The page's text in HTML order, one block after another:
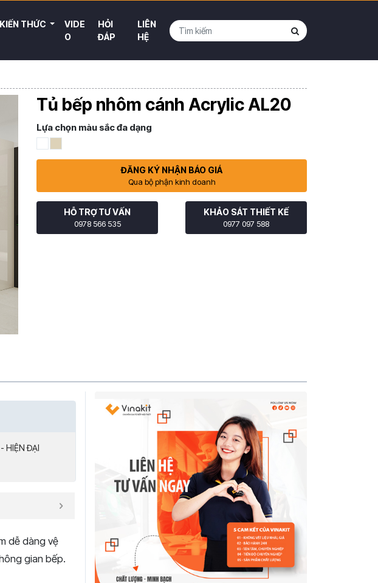
KIẾN THỨC
VIDE
O
HỎI
ĐÁP
LIÊN
HỆ
Tủ bếp nhôm cánh Acrylic AL20
Lựa chọn màu sắc đa dạng
ĐĂNG KÝ NHẬN BÁO GIÁ
Qua bộ phận kinh doanh
HỖ TRỢ TƯ VẤN
0978 566 535
KHẢO SÁT THIẾT KẾ
0977 097 588
HIỆN ĐẠI
dễ dàng vệ
gian bếp.